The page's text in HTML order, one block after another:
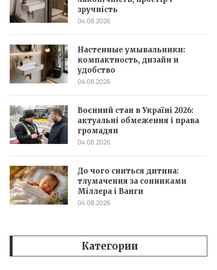
зручність
04.08.2026
Настенные умывальники:
компактность, дизайн и
удобство
04.08.2026
Воєнний стан в Україні 2026:
актуальні обмеження і права
громадян
04.08.2026
До чого сниться дитина:
тлумачення за сонниками
Міллера і Ванги
04.08.2026
Категории